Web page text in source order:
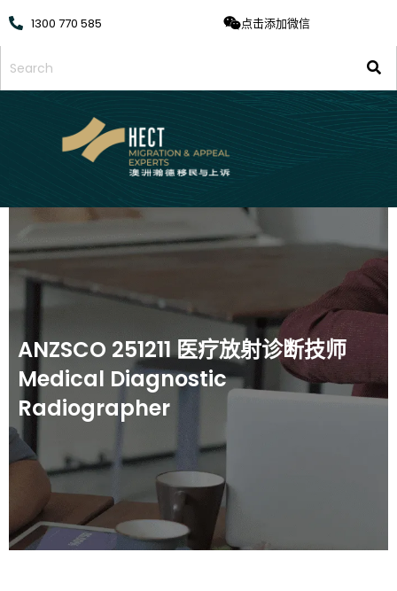
1300 770 585 点击添加微信
ANZSCO 251211 医疗放射诊断技师
Medical Diagnostic
Radiographer